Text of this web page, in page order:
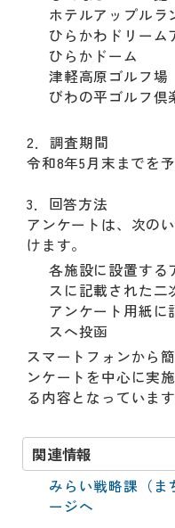
ホテルアップルラ
ひらかわドリーム
ひらかドーム
津軽高原ゴルフ場
びわの平ゴルフ倶
2．調査期間
令和8年5月末までを
3．回答方法
アンケートは、次の
けます。
各施設に設置する
スに記載された二
アンケート用紙に
スへ投函
スマートフォンから
ンケートを中心に実
る内容となっています
関連情報
みらい戦略課（ま
ージへ